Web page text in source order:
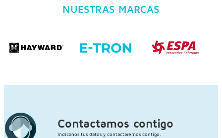
NUESTRAS MARCAS
Contactamos contigo
Indícanos tus datos y contactaremos contigo.